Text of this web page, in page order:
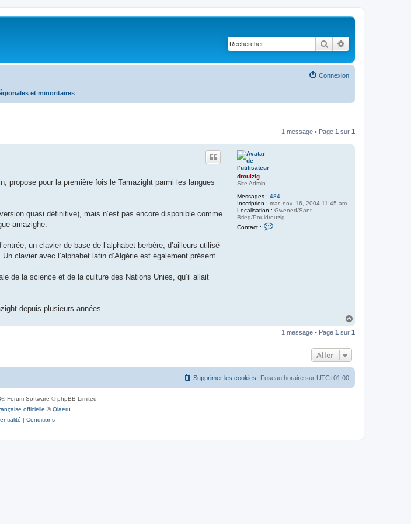
Rechercher
Connexion
et minoritaires
1 message • Page 1 sur 1
drouizig
Site Admin
Messages : 484
Inscription : mar. nov. 16, 2004 11:45 am
Localisation : Gwened/Sant-
Brieg/Pouldreuzig
Contact :
propose pour la première fois le Tamazight parmi les langues
quasi définitive), mais n’est pas encore disponible comme
amazighe.
un clavier de base de l’alphabet berbère, d’ailleurs utilisé
clavier avec l’alphabet latin d’Algérie est également présent.
de la science et de la culture des Nations Unies, qu’il allait
depuis plusieurs années.
u
1 message • Page 1 sur 1
Aller
Fuseau horaire sur UTC+01:00
Supprimer les cookies
® Forum Software © phpBB Limited
officielle ©Qiaeru
| Conditions